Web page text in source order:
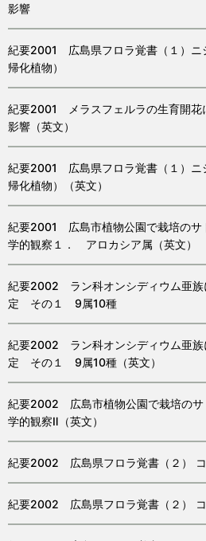
影響
紀要2001 広島県フロラ覚書（１）ニ
帰化植物）
紀要2001 メラスフェルラの生育開花
影響（英文）
紀要2001 広島県フロラ覚書（１）ニ
帰化植物）（英文）
紀要2001 広島市植物公園で栽培のサ
学的観察１． アロカシア属（英文）
紀要2002 ラン科オンシディウム亜族
定 その１ 9属10種
紀要2002 ラン科オンシディウム亜族
定 その１ 9属10種（英文）
紀要2002 広島市植物公園で栽培のサ
学的観察Ⅱ（英文）
紀要2002 広島県フロラ覚書（２）
紀要2002 広島県フロラ覚書（２） コ